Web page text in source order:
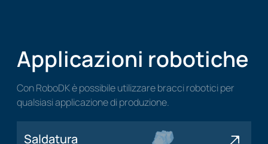
Applicazioni robotiche
Con RoboDK è possibile utilizzare bracci robotici per
qualsiasi applicazione di produzione.
Saldatura